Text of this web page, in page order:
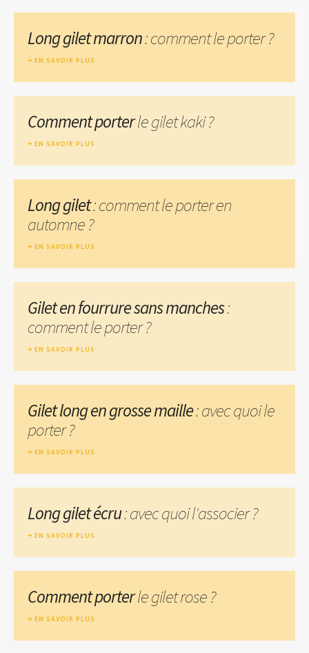
Long gilet marron: comment le porter ?
EN SAVOIR PLUS
Comment porterle gilet kaki ?
EN SAVOIR PLUS
Long gilet: comment le porter en
automne ?
EN SAVOIR PLUS
Gilet en fourrure sans manches:
comment le porter ?
EN SAVOIR PLUS
Gilet long en grosse maille: avec quoi le
porter ?
EN SAVOIR PLUS
Long gilet écru: avec quoi l'associer ?
EN SAVOIR PLUS
Comment porterle gilet rose ?
EN SAVOIR PLUS